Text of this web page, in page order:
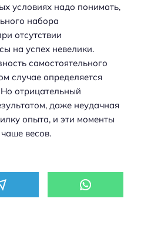
условиях надо понимать,
набора
отсутствии
на успех невелики.
самостоятельного
случае определяется
отрицательный
даже неудачная
опыта, и эти моменты
весов.